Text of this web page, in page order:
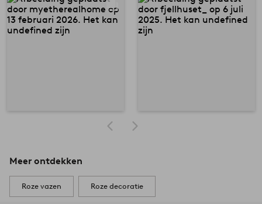
Meer ontdekken
Roze vazen Roze decoratie